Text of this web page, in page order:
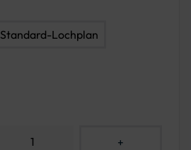
Standard-Lochplan
+